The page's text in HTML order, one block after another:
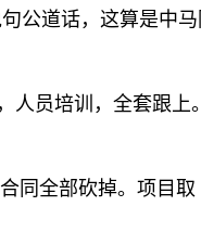
公道话，这算是中
员培训，全套跟上。
同全部砍掉。项目取